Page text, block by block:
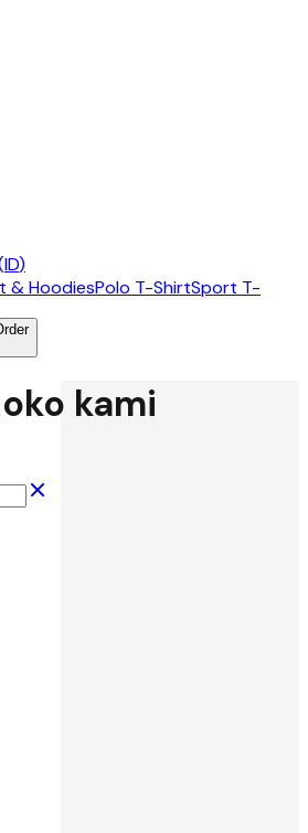
ID)
& HoodiesPolo T-ShirtSport T-
kami